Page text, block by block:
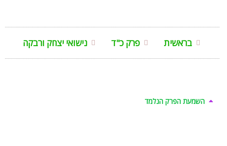
בראשית פרק כ"ד נישואי יצחק ורבקה
השמעת הפרק הנלמד